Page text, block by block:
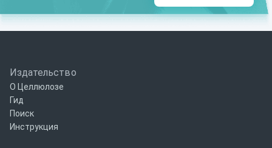
Издательство
О Целлюлозе
Гид
Поиск
Инструкция